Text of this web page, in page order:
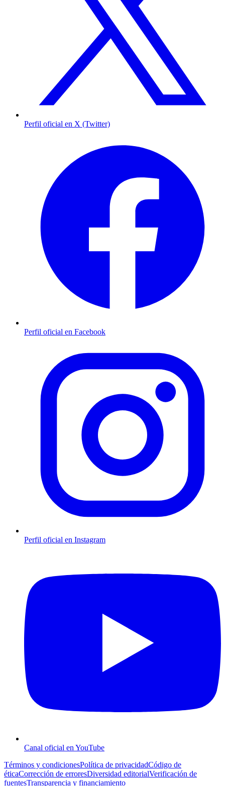
Perfil oficial en X (Twitter)
Perfil oficial en Facebook
Perfil oficial en Instagram
Canal oficial en YouTube
Términos y condicionesPolítica de privacidadCódigo de
éticaCorrección de erroresDiversidad editorialVerificación de
fuentesTransparencia y financiamiento